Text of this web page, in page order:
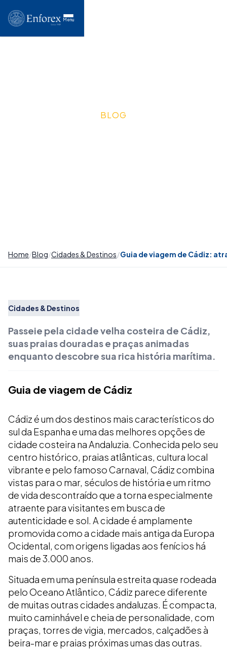
Menu
BLOG
Home Blog Cidades & Destinos Guia de viagem de Cádiz:
Cidades & Destinos
Passeie pela cidade velha costeira de Cádiz,
suas praias douradas e praças animadas
enquanto descobre sua rica história marítima.
Guia de viagem de Cádiz
Cádiz é um dos destinos mais característicos do
sul da Espanha e uma das melhores opções de
cidade costeira na Andaluzia. Conhecida pelo seu
centro histórico, praias atlânticas, cultura local
vibrante e pelo famoso Carnaval, Cádiz combina
vistas para o mar, séculos de história e um ritmo
de vida descontraído que a torna especialmente
atraente para visitantes em busca de
autenticidade e sol. A cidade é amplamente
promovida como a cidade mais antiga da Europa
Ocidental, com origens ligadas aos fenícios há
mais de 3.000 anos.
Situada em uma península estreita quase rodeada
pelo Oceano Atlântico, Cádiz parece diferente
de muitas outras cidades andaluzas. É compacta,
muito caminhável e cheia de personalidade, com
praças, torres de vigia, mercados, calçadões à
beira-mar e praias próximas umas das outras.